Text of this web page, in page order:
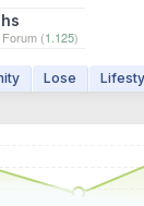
Forum (1.125)
Lose